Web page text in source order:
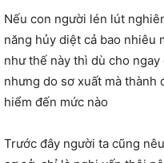
Nếu con người lén lút
năng hủy diệt cả bao nhiêu
như thế này thì dù cho
nhưng do sơ xuất mà
hiểm đến mức nào
Trước đây người ta cũng